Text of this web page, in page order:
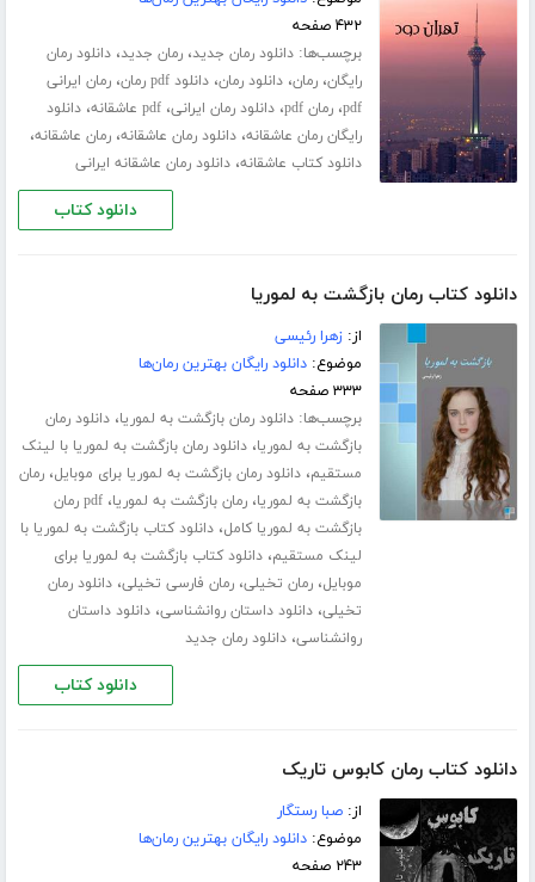
۴۳۲ صفحه
برچسب‌ها:دانلود رمان جدید،رمان جدید،دانلود رمان
رایگان،رمان،دانلود رمان،دانلود pdf رمان ،رمان ایرانی
pdf،رمان pdf ،دانلود رمان ایرانی،pdf عاشقانه ،دانلود
رایگان رمان عاشقانه،دانلود رمان عاشقانه،رمان عاشقانه،
دانلود کتاب عاشقانه،دانلود رمان عاشقانه ایرانی
دانلود کتاب
دانلود کتاب رمان بازگشت به لموریا
از:زهرا رئیسی
موضوع:دانلود رایگان بهترین رمان‌ها
۳۳۳ صفحه
برچسب‌ها:دانلود رمان بازگشت به لموریا،دانلود رمان
بازگشت به لموریا،دانلود رمان بازگشت به لموریا با لینک
مستقیم،دانلود رمان بازگشت به لموریا برای موبایل،رمان
بازگشت به لموریا،رمان بازگشت به لموریا،
pdf رمان
بازگشت به لموریا کامل،دانلود کتاب بازگشت به لموریا با
لینک مستقیم،دانلود کتاب بازگشت به لموریا برای
موبایل،رمان تخیلی،رمان فارسی تخیلی،دانلود رمان
تخیلی،دانلود داستان روانشناسی،دانلود داستان
روانشناسی،دانلود رمان جدید
دانلود کتاب
دانلود کتاب رمان کابوس تاریک
از:صبا رستگار
موضوع:دانلود رایگان بهترین رمان‌ها
۲۴۳ صفحه